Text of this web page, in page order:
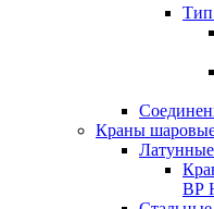
Тип
Краны
Латунные
ВР